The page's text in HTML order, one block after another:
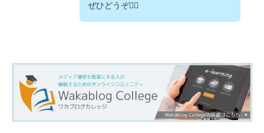
ぜひどうぞ💁‍♂️